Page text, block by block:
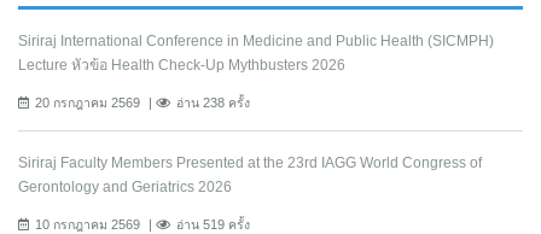
Siriraj International Conference in Medicine and Public Health (SICMPH)
Lecture หัวข้อ Health Check-Up Mythbusters 2026
20 กรกฎาคม 2569 อ่าน 238 ครั้ง
Siriraj Faculty Members Presented at the 23rd IAGG World Congress of
Gerontology and Geriatrics 2026
10 กรกฎาคม 2569 อ่าน 519 ครั้ง